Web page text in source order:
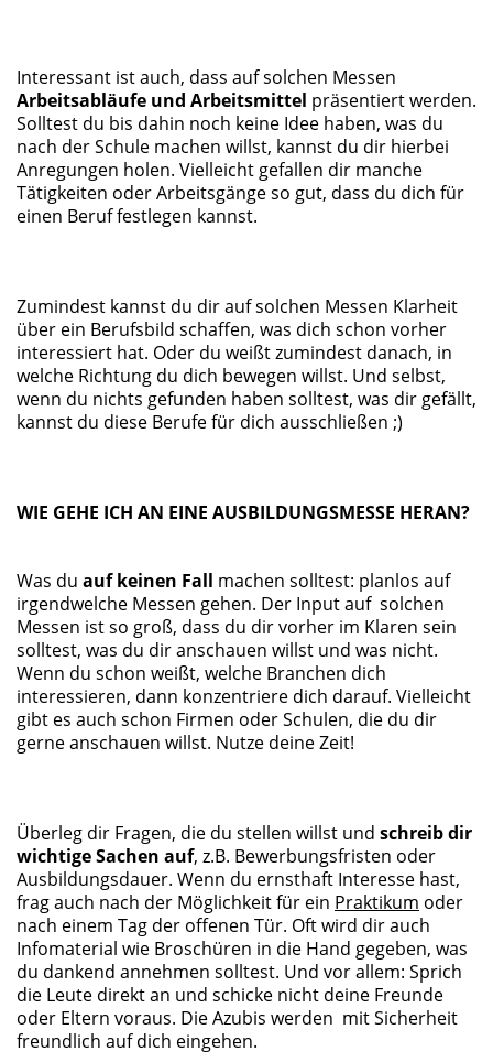
Interessant ist auch, dass auf solchen Messen
Arbeitsabläufe und Arbeitsmittel präsentiert werden.
Solltest du bis dahin noch keine Idee haben, was du
nach der Schule machen willst, kannst du dir hierbei
Anregungen holen. Vielleicht gefallen dir manche
Tätigkeiten oder Arbeitsgänge so gut, dass du dich für
einen Beruf festlegen kannst.
Zumindest kannst du dir auf solchen Messen Klarheit
über ein Berufsbild schaffen, was dich schon vorher
interessiert hat. Oder du weißt zumindest danach, in
welche Richtung du dich bewegen willst. Und selbst,
wenn du nichts gefunden haben solltest, was dir gefällt,
kannst du diese Berufe für dich ausschließen ;)
WIE GEHE ICH AN EINE AUSBILDUNGSMESSE HERAN?
Was du auf keinen Fall machen solltest: planlos auf
irgendwelche Messen gehen. Der Input auf solchen
Messen ist so groß, dass du dir vorher im Klaren sein
solltest, was du dir anschauen willst und was nicht.
Wenn du schon weißt, welche Branchen dich
interessieren, dann konzentriere dich darauf. Vielleicht
gibt es auch schon Firmen oder Schulen, die du dir
gerne anschauen willst. Nutze deine Zeit!
Überleg dir Fragen, die du stellen willst und schreib dir
wichtige Sachen auf, z.B. Bewerbungsfristen oder
Ausbildungsdauer. Wenn du ernsthaft Interesse hast,
frag auch nach der Möglichkeit für ein Praktikum oder
nach einem Tag der offenen Tür. Oft wird dir auch
Infomaterial wie Broschüren in die Hand gegeben, was
du dankend annehmen solltest. Und vor allem: Sprich
die Leute direkt an und schicke nicht deine Freunde
oder Eltern voraus. Die Azubis werden mit Sicherheit
freundlich auf dich eingehen.